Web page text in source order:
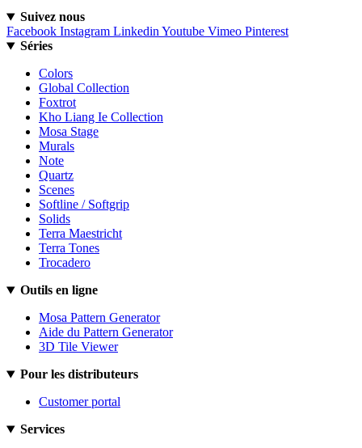
Suivez nous
Facebook Instagram Linkedin Youtube Vimeo Pinterest
Séries
Colors
Global Collection
Foxtrot
Kho Liang Ie Collection
Mosa Stage
Murals
Note
Quartz
Scenes
Softline / Softgrip
Solids
Terra Maestricht
Terra Tones
Trocadero
Outils en ligne
Mosa Pattern Generator
Aide du Pattern Generator
3D Tile Viewer
Pour les distributeurs
Customer portal
Services